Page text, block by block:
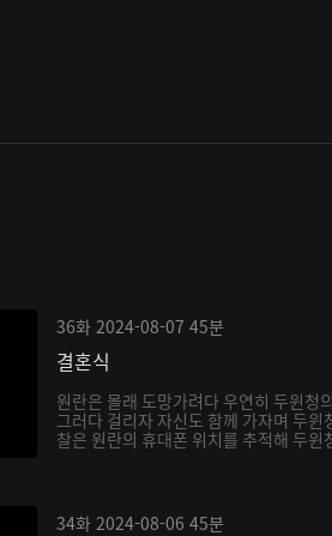
36화 2024-08-07 45분
결혼식
원란은 몰래 도망가려다 우연히 두윈청
그러다 걸리자 자신도 함께 가자며 두윈
찰은 원란의 휴대폰 위치를 추적해 두윈
34화 2024-08-06 45분